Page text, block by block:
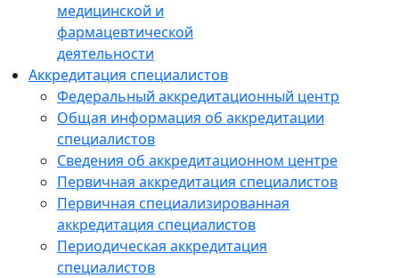
медицинской и
фармацевтической
деятельности
Аккредитация специалистов
Федеральный аккредитационный центр
Общая информация об аккредитации
специалистов
Сведения об аккредитационном центре
Первичная аккредитация специалистов
Первичная специализированная
аккредитация специалистов
Периодическая аккредитация
специалистов